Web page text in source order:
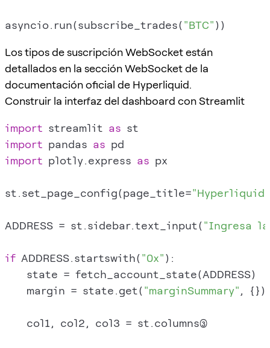
asyncio.run(subscribe_trades("BTC"
Los tipos de suscripción WebSocket están
detallados en la sección WebSocket de la
documentación oficial de Hyperliquid.
Construir la interfaz del dashboard con Streamlit
import streamlit as
import pandas as
import plotly.express as px
st.set_page_config(page_title="Hyperliquid
ADDRESS = st.sidebar.text_input("Ingresa
if ADDRESS.startswith("0x"):
    state = fetch_account_state(ADDRESS)
    margin = state.get(
"marginSummary", {})
    col1, col2, col3 = st.columns(